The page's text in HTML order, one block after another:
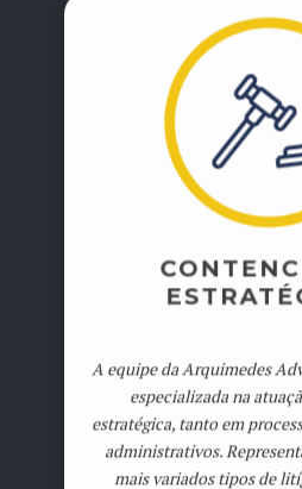
A equipe da Arquimedes
especializada na
estratégica, tanto em
administrativos.
mais variados tipos de